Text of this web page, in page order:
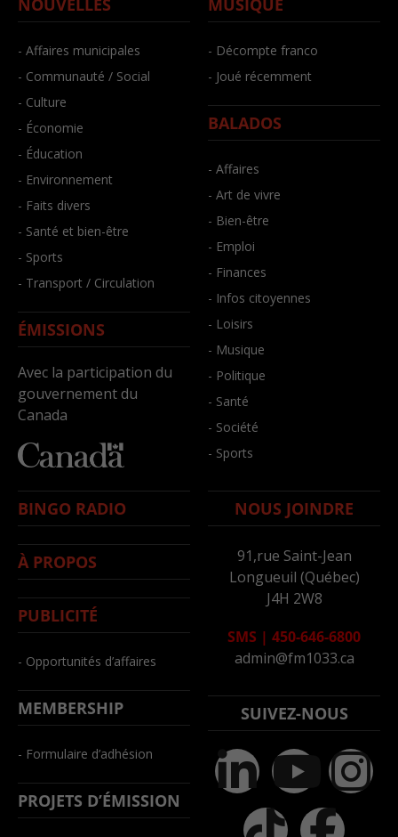
NOUVELLES
- Affaires municipales
- Communauté / Social
- Culture
- Économie
- Éducation
- Environnement
- Faits divers
- Santé et bien-être
- Sports
- Transport / Circulation
ÉMISSIONS
Avec la participation du
gouvernement du
Canada
MUSIQUE
- Décompte franco
- Joué récemment
BALADOS
- Affaires
- Art de vivre
- Bien-être
- Emploi
- Finances
- Infos citoyennes
- Loisirs
- Musique
- Politique
- Santé
- Société
- Sports
BINGO RADIO
À PROPOS
PUBLICITÉ
- Opportunités d’affaires
MEMBERSHIP
- Formulaire d’adhésion
PROJETS D’ÉMISSION
NOUS JOINDRE
91,rue Saint-Jean
Longueuil (Québec)
J4H 2W8
SMS | 450-646-6800
admin@fm1033.ca
SUIVEZ-NOUS